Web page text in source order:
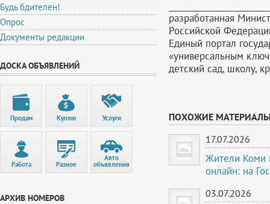
Будь бдителен!
Опрос
Документы редакции
ДОСКА ОБЪЯВЛЕНИЙ
Продам Куплю Услуги
Работа Разное
Авто
объявления
АРХИВ НОМЕРОВ
разработанная
Российской
Единый портал
«универсальным
детский сад, школу,
ПОХОЖИЕ
17.07.2026
Жители Коми
онлайн: на
03.07.2026